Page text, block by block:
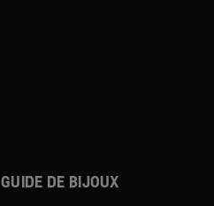
Guide de bijoux